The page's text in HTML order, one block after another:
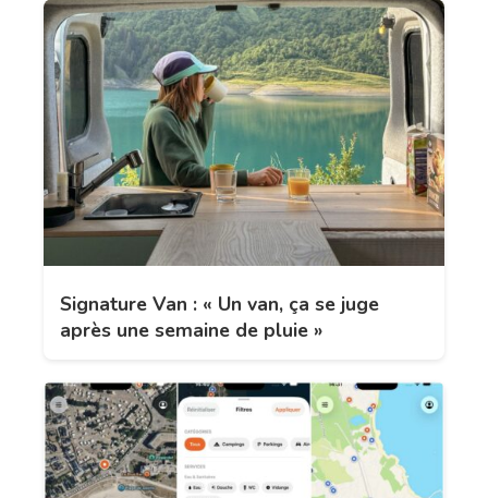
Signature Van : « Un van, ça se juge
après une semaine de pluie »